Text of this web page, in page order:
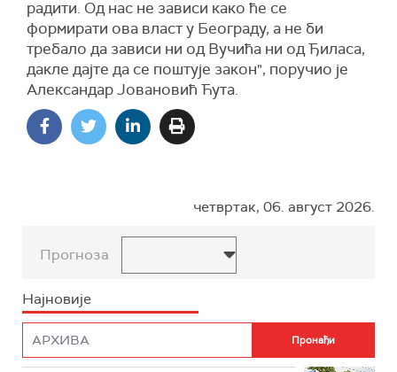
радити. Од нас не зависи како ће се
формирати ова власт у Београду, а не би
требало да зависи ни од Вучића ни од Ђиласа,
дакле дајте да се поштује закон", поручио је
Александар Јовановић Ћута.
четвртак, 06. август 2026.
Прогноза
Најновије